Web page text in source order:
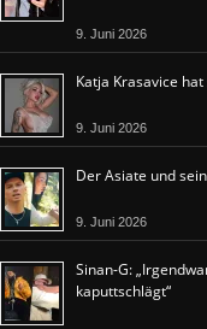
9. Juni 2026
Katja Krasavice
9. Juni 2026
Der Asiate und
9. Juni 2026
Sinan-G:
kaputtschlägt“